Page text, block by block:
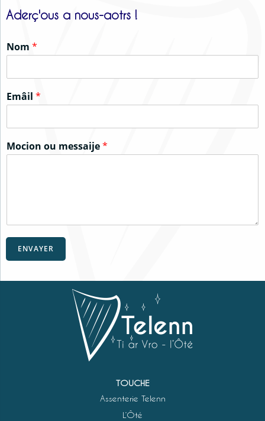
Aderç'ous a nous-aotrs !
Nom *
Emâil *
Mocion ou messaije*
ENVAYER
TOUCHE
Assenterie Telenn
L’Ôté